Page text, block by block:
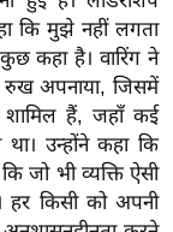
कि मुझे नहीं लगता
कहा है। वारिंग ने
रुख अपनाया, जिसमें
हैं, जहाँ कई
उन्होंने कहा कि
जो भी व्यक्ति ऐसी
हर किसी को अपनी